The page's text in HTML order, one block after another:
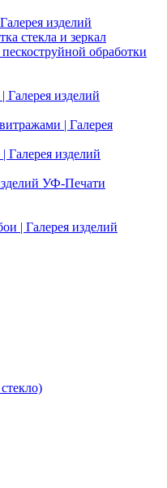
изделий
стекла и зеркал
обработки
Галерея изделий
| Галерея
Галерея изделий
УФ-Печати
| Галерея изделий